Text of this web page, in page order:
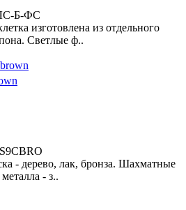
Б-ФС
изготовлена из отдельного
Светлые ф..
S9CBRO
- дерево, лак, бронза. Шахматные
- з..